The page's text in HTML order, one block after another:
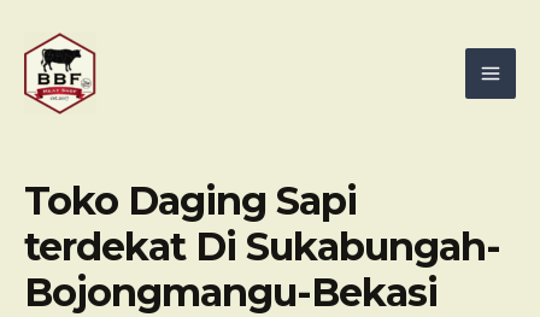
content
Toko Daging Sapi
terdekat Di Sukabungah-
Bojongmangu-Bekasi